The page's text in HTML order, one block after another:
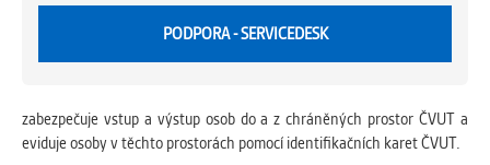
PODPORA - SERVICEDESK
zabezpečuje vstup a výstup osob do a z chráněných prostor ČVUT a
eviduje osoby v těchto prostorách pomocí identifikačních karet ČVUT.